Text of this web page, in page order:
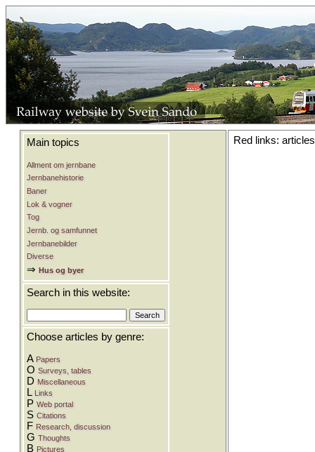
Main topics
Allment om jernbane
Jernbanehistorie
Baner
Lok & vogner
Tog
Jernb. og samfunnet
Jernbanebilder
Diverse
⇒Hus og byer
Search in this website:
Choose articles by genre:
A Papers
OSurveys, tables
D Miscellaneous
L Links
PWeb portal
SCitations
F Research, discussion
GThoughts
B Pictures
Red links: